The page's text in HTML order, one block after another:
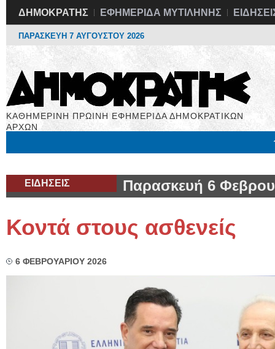
ΔΗΜΟΚΡΑΤΗΣ ΕΦΗΜΕΡΙΔΑ ΜΥΤΙΛΗΝΗΣ
ΠΑΡΑΣΚΕΥΗ 7 ΑΥΓΟΥΣΤΟΥ 2026
ΚΑΘΗΜΕΡΙΝΗ ΠΡΩΙΝΗ ΕΦΗΜΕΡΙΔΑ ΔΗΜΟΚΡΑΤΙΚΩΝ
ΑΡΧΩΝ
ΕΙΔΗΣΕΙΣ Παρασκευή 6
Κοντά στους ασθενείς
6 ΦΕΒΡΟΥΑΡΙΟΥ 2026